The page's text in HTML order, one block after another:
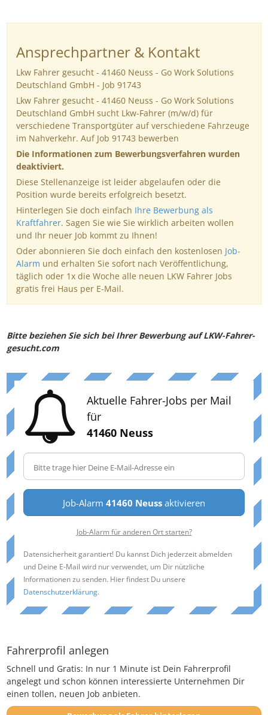
Ansprechpartner & Kontakt
Lkw Fahrer gesucht - 41460 Neuss - Go Work Solutions
Deutschland GmbH - Job 91743
Lkw Fahrer gesucht - 41460 Neuss - Go Work Solutions
Deutschland GmbH sucht Lkw-Fahrer (m/w/d) für
verschiedene Transportgüter auf verschiedene Fahrzeuge
im Nahverkehr. Auf Job 91743 bewerben
Die Informationen zum Bewerbungsverfahren wurden
deaktiviert.
Diese Stellenanzeige ist leider abgelaufen oder die
Position wurde bereits erfolgreich besetzt.
Hinterlegen Sie doch einfach Ihre Bewerbung als
Kraftfahrer. Sagen Sie wie Sie wirklich arbeiten wollen
und Ihr neuer Job kommt zu Ihnen!
Oder abonnieren Sie doch einfach den kostenlosen Job-
Alarm und erhalten Sie sofort nach Veröffentlichung,
täglich oder 1x die Woche alle neuen LKW Fahrer Jobs
gratis frei Haus per E-Mail.
Bitte beziehen Sie sich bei Ihrer Bewerbung auf LKW-Fahrer-
gesucht.com
Aktuelle Fahrer-Jobs per Mail
für
41460 Neuss
Job-Alarm 41460 Neuss aktivieren
Job-Alarm für anderen Ort starten?
Datensicherheit garantiert! Du kannst Dich jederzeit abmelden
und Deine E-Mail wird nur verwendet, um Dir nützliche
Informationen zu senden. Hier findest Du unsere
Datenschutzerklärung.
Fahrerprofil anlegen
Schnell und Gratis: In nur 1 Minute ist Dein Fahrerprofil
angelegt und schon können interessierte Unternehmen Dir
einen tollen, neuen Job anbieten.